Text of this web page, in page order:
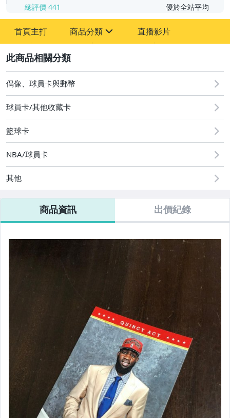
總評價 441 優於全站平均
首頁主打 商品分類
偶像、球員卡與郵幣
直播影片
偶像、球員卡與郵幣
球員卡/其他收藏卡
籃球卡
NBA/球員卡
其他
商品資訊 出價紀錄